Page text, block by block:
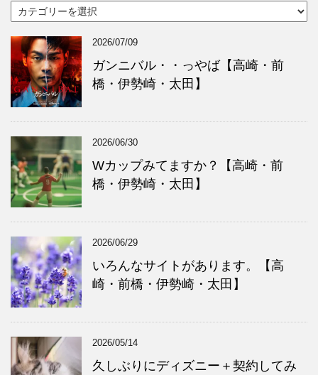
カ
イ
ブ
カ
テ
ゴ
ー
2026/07/09
ガンニバル・・っやば【高崎・前
橋・伊勢崎・太田】
2026/06/30
Wカップみてますか？【高崎・前
橋・伊勢崎・太田】
2026/06/29
いろんなサイトがあります。【高
崎・前橋・伊勢崎・太田】
2026/05/14
久しぶりにディズニー＋契約してみ